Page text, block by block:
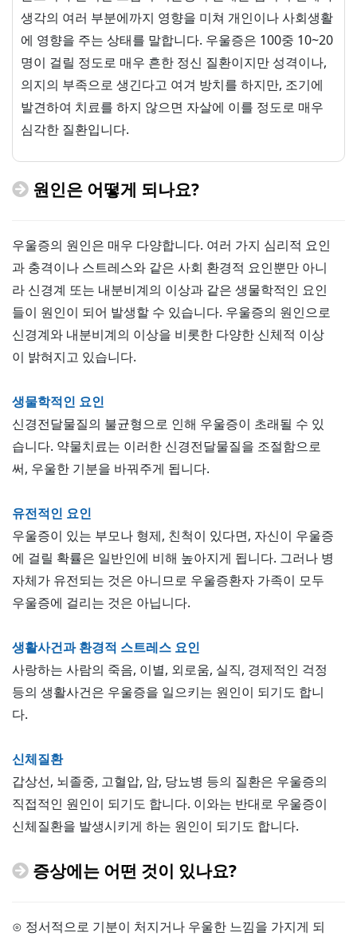
생각의 여러 부분에까지 영향을 미쳐 개인이나 사회생활
에 영향을 주는 상태를 말합니다. 우울증은 100중 10~20
명이 걸릴 정도로 매우 흔한 정신 질환이지만 성격이나,
의지의 부족으로 생긴다고 여겨 방치를 하지만, 조기에
발견하여 치료를 하지 않으면 자살에 이를 정도로 매우
심각한 질환입니다.
원인은 어떻게 되나요?
우울증의 원인은 매우 다양합니다. 여러 가지 심리적 요인
과 충격이나 스트레스와 같은 사회 환경적 요인뿐만 아니
라 신경계 또는 내분비계의 이상과 같은 생물학적인 요인
들이 원인이 되어 발생할 수 있습니다. 우울증의 원인으로
신경계와 내분비계의 이상을 비롯한 다양한 신체적 이상
이 밝혀지고 있습니다.
생물학적인 요인
신경전달물질의 불균형으로 인해 우울증이 초래될 수 있
습니다. 약물치료는 이러한 신경전달물질을 조절함으로
써, 우울한 기분을 바꿔주게 됩니다.
유전적인 요인
우울증이 있는 부모나 형제, 친척이 있다면, 자신이 우울증
에 걸릴 확률은 일반인에 비해 높아지게 됩니다. 그러나 병
자체가 유전되는 것은 아니므로 우울증환자 가족이 모두
우울증에 걸리는 것은 아닙니다.
생활사건과 환경적 스트레스 요인
사랑하는 사람의 죽음, 이별, 외로움, 실직, 경제적인 걱정
등의 생활사건은 우울증을 일으키는 원인이 되기도 합니
다.
신체질환
갑상선, 뇌졸중, 고혈압, 암, 당뇨병 등의 질환은 우울증의
직접적인 원인이 되기도 합니다. 이와는 반대로 우울증이
신체질환을 발생시키게 하는 원인이 되기도 합니다.
증상에는 어떤 것이 있나요?
⊙ 정서적으로 기분이 처지거나 우울한 느낌을 가지게 되